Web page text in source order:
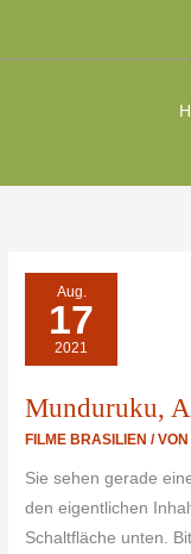
Aug.
17
2021
Munduruku,
FILME BRASILIEN / VON
Sie sehen gerade
den eigentlichen
Schaltfläche unten.
MUNDURUKU,
ARTE:
AMAZONIEN
UNDERCOVER